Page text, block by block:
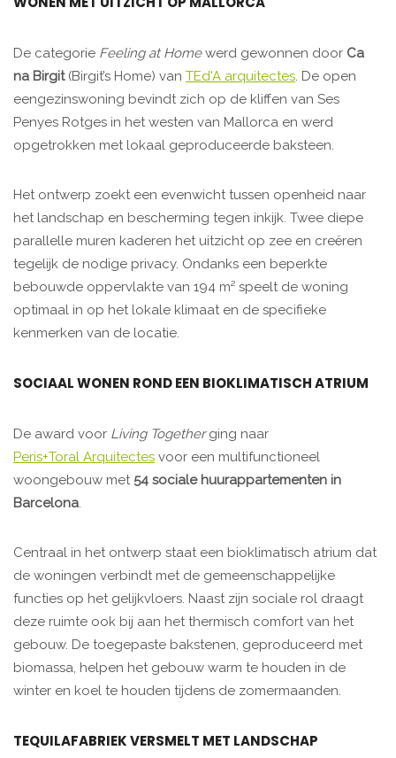
De categorie Feeling at Homewerd gewonnen door Ca
na Birgit(Birgit’s Home) van TEd'A arquitectes. De open
eengezinswoning bevindt zich op de kliffen van Ses
Penyes Rotges in het westen van Mallorca en werd
opgetrokken met lokaal geproduceerde baksteen.
Het ontwerp zoekt een evenwicht tussen openheid naar
het landschap en bescherming tegen inkijk. Twee diepe
parallelle muren kaderen het uitzicht op zee en creëren
tegelijk de nodige privacy. Ondanks een beperkte
bebouwde oppervlakte van 194 m² speelt de woning
optimaal in op het lokale klimaat en de specifieke
kenmerken van de locatie.
SOCIAAL WONEN ROND EEN BIOKLIMATISCH ATRIUM
De award voor Living Togetherging naar
Peris+Toral Arquitectes voor een multifunctioneel
woongebouw met 54 sociale huurappartementen in
Barcelona.
Centraal in het ontwerp staat een bioklimatisch atrium dat
de woningen verbindt met de gemeenschappelijke
functies op het gelijkvloers. Naast zijn sociale rol draagt
deze ruimte ook bij aan het thermisch comfort van het
gebouw. De toegepaste bakstenen, geproduceerd met
biomassa, helpen het gebouw warm te houden in de
winter en koel te houden tijdens de zomermaanden.
TEQUILAFABRIEK VERSMELT MET LANDSCHAP